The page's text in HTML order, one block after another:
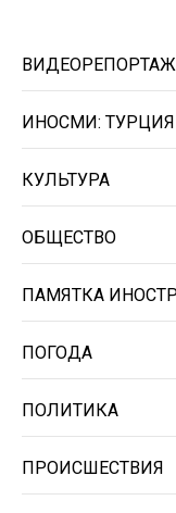
ВИДЕОРЕПОРТАЖ
ИНОСМИ: ТУРЦИЯ
КУЛЬТУРА
ОБЩЕСТВО
ПАМЯТКА
ПОГОДА
ПОЛИТИКА
ПРОИСШЕСТВИЯ